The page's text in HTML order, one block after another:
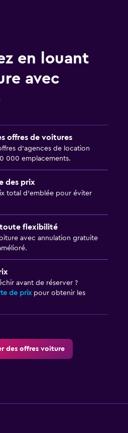
en louant
avec
offres de voitures
d’agences de location
000 emplacements.
des prix
total d’emblée pour éviter
toute flexibilité
avec annulation gratuite
avant de réserver ?
de prixpour obtenir les
des offres voiture